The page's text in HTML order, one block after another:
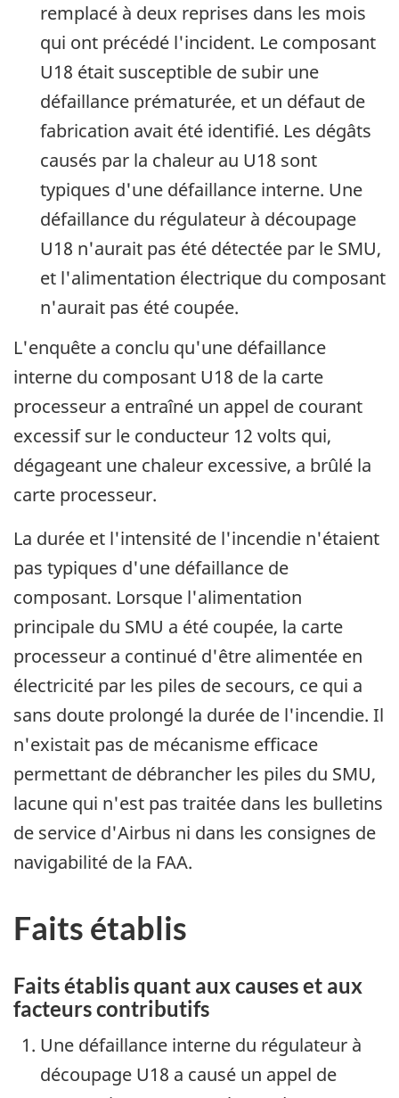
remplacé à deux reprises dans les mois
qui ont précédé l'incident. Le composant
U18 était susceptible de subir une
défaillance prématurée, et un défaut de
fabrication avait été identifié. Les dégâts
causés par la chaleur au U18 sont
typiques d'une défaillance interne. Une
défaillance du régulateur à découpage
U18 n'aurait pas été détectée par le SMU,
et l'alimentation électrique du composant
n'aurait pas été coupée.
L'enquête a conclu qu'une défaillance
interne du composant U18 de la carte
processeur a entraîné un appel de courant
excessif sur le conducteur 12 volts qui,
dégageant une chaleur excessive, a brûlé la
carte processeur.
La durée et l'intensité de l'incendie n'étaient
pas typiques d'une défaillance de
composant. Lorsque l'alimentation
principale du SMU a été coupée, la carte
processeur a continué d'être alimentée en
électricité par les piles de secours, ce qui a
sans doute prolongé la durée de l'incendie. Il
n'existait pas de mécanisme efficace
permettant de débrancher les piles du SMU,
lacune qui n'est pas traitée dans les bulletins
de service d'Airbus ni dans les consignes de
navigabilité de la FAA.
Faits établis
Faits établis quant aux causes et aux
facteurs contributifs
Une défaillance interne du régulateur à
découpage U18 a causé un appel de